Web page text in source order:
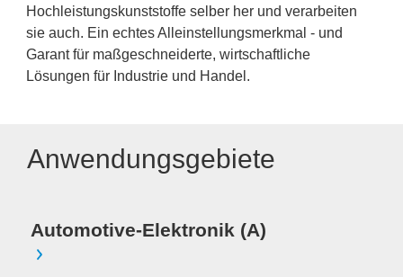
Hochleistungskunststoffe selber her und verarbeiten
sie auch. Ein echtes Alleinstellungsmerkmal - und
Garant für maßgeschneiderte, wirtschaftliche
Lösungen für Industrie und Handel.
Anwendungsgebiete
Automotive-Elektronik (A)